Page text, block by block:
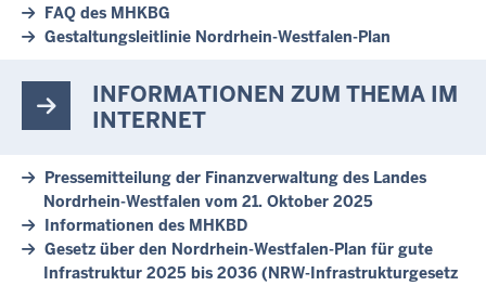
FAQ des MHKBG
Gestaltungsleitlinie Nordrhein-Westfalen-Plan
INFORMATIONEN ZUM THEMA IM
INTERNET
Pressemitteilung der Finanzverwaltung des Landes
Nordrhein-Westfalen vom 21. Oktober 2025
Informationen des MHKBD
Gesetz über den Nordrhein-Westfalen-Plan für gute
Infrastruktur 2025 bis 2036 (NRW-Infrastrukturgesetz